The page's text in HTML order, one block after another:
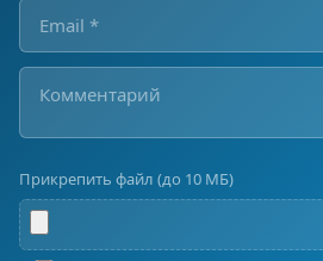
Прикрепить файл (до 10 МБ)